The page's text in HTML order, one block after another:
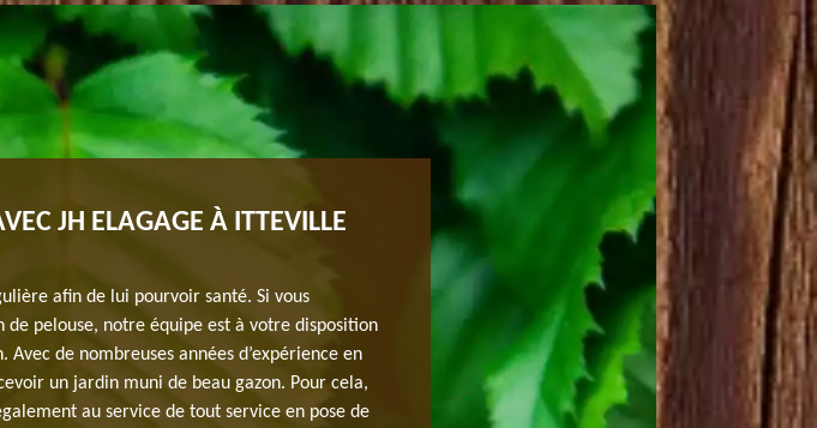
JH ELAGAGE À ITTEVILLE
afin de lui pourvoir santé. Si vous
pelouse, notre équipe est à votre disposition
de nombreuses années d’expérience en
un jardin muni de beau gazon. Pour cela,
au service de tout service en pose de
FAIRE APPEL À UN EXPERT POUR
PELOUSE HERBE ET GAZON À
Vous voulez que votre pelouse reste verte durant
qui s’implante à Itteville dans le 91760. Il propose
pelouse herbe. En plus, il connaît toutes les méthodes
Donc, si vous êtes à Itteville dans le 91760 et vous
entretenir vos pelouses ; JH elagage est à votre